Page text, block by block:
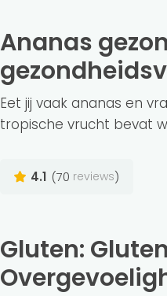
Ananas gezond? De 7 belangrijkste
Eet jij vaak ananas en
tropische vrucht bevat
4.1 (70 reviews)
Gluten: Glutenvrij dieet, Intolerantie en